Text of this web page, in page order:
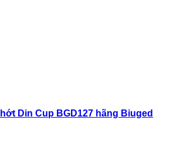
Din Cup BGD127 hãng Biuged